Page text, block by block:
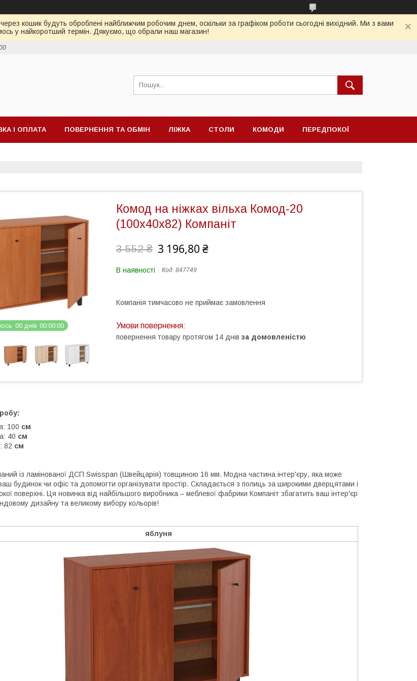
кошик будуть оброблені найближчим робочим днем, оскільки за графіком роботи сьогодні вихідний. Ми з вами
у найкоротший термін. Дякуємо, що обрали наш магазин!
І ОПЛАТА ПОВЕРНЕННЯ ТА ОБМІН ЛІЖКА СТОЛИ КОМОДИ ПЕРЕДПОКОЇ
00 днів 00 00 00
Комод на ніжках вільха Комод-20
(100х40х82) Компаніт
3 552 ₴ 3 196,80 ₴
В наявності Код: 847749
Компанія тимчасово не приймає замовлення
повернення товару протягом 14 днів за домовленістю
100 см
40 см
82 см
із ламінованої ДСП Swisspan (Швейцарія) товщиною 16 мм. Модна частина інтер'єру, яка може
будинок чи офіс та допомогти організувати простір. Складається з полиць за широкими дверцятами і
поверхні. Ця новинка від найбільшого виробника – меблевої фабрики Компаніт збагатить ваш інтер'єр
дизайну та великому вибору кольорів!
яблуня